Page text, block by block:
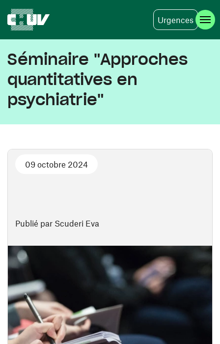
Urgences
Séminaire "Approches
quantitatives en
psychiatrie"
Publié par Scuderi Eva
09 octobre 2024